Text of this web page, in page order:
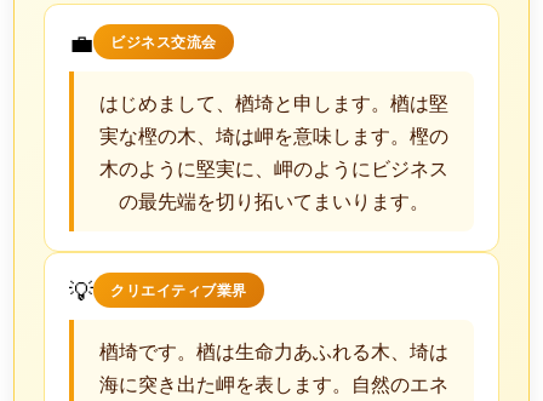
💼 ビジネス交流会
はじめまして、楢埼と申します。楢は堅
実な樫の木、埼は岬を意味します。樫の
木のように堅実に、岬のようにビジネス
の最先端を切り拓いてまいります。
💡 クリエイティブ業界
楢埼です。楢は生命力あふれる木、埼は
海に突き出た岬を表します。自然のエネ